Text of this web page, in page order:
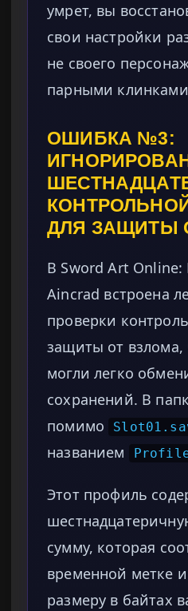
умрет, вы
свои настройки
не своего
парными
ОШИБКА №3:
ДЛЯ ЗАЩИТЫ
В Sword Art Online:
Aincrad встроена
проверки
защиты от
могли легко
сохранений. В
помимо
названием
Этот профиль
сумму, которая
временной метке
размеру в байтах